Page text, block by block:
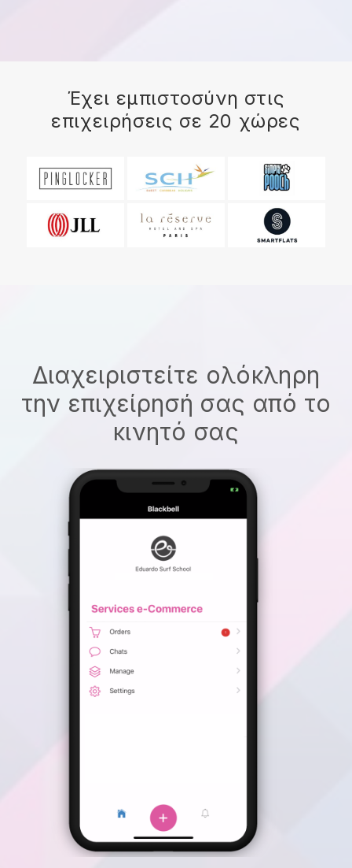
Έχει εμπιστοσύνη στις
επιχειρήσεις σε 20 χώρες
Διαχειριστείτε ολόκληρη
την επιχείρησή σας από το
κινητό σας